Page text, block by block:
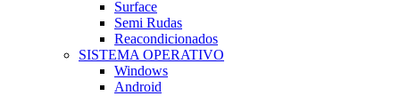
Surface
Semi Rudas
Reacondicionados
SISTEMA OPERATIVO
Windows
Android